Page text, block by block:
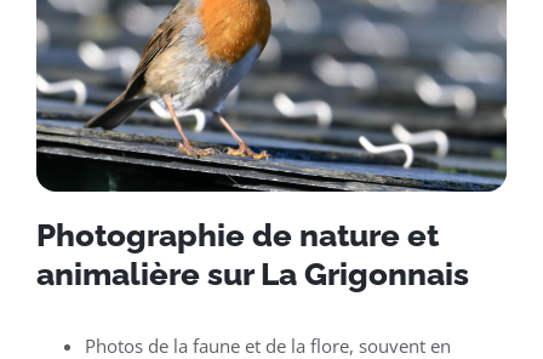
Photographie de nature et
animalière sur La Grigonnais
Photos de la faune et de la flore, souvent en